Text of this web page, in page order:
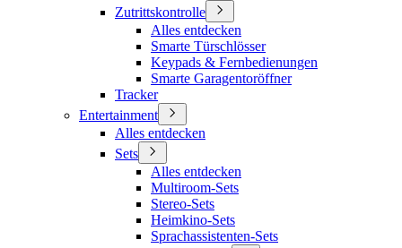
Zutrittskontrolle
Alles entdecken
Smarte Türschlösser
Keypads & Fernbedienungen
Smarte Garagentoröffner
Tracker
Entertainment
Alles entdecken
Sets
Alles entdecken
Multiroom-Sets
Stereo-Sets
Heimkino-Sets
Sprachassistenten-Sets